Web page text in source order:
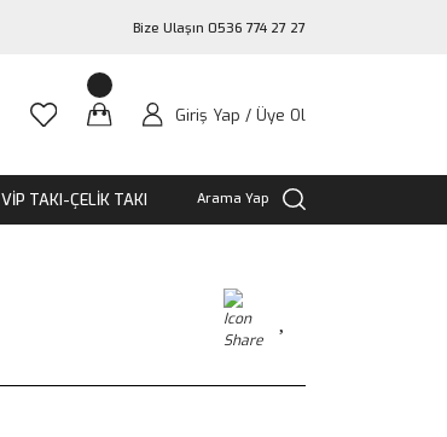
Bize Ulaşın 0536 774 27 27
Giriş Yap / Üye Ol
VİP TAKI-ÇELİK TAKI Arama Yap